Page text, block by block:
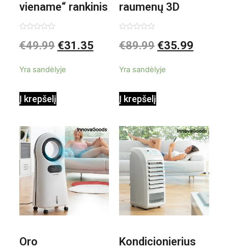
viename“ rankinis
garintuvas su
0,35 L 3 Bar
1000W
0
iš
€49.99 €31.35
Yra sandėlyje
Į krepšelį
raumenų 3D
elektrinis
Shiatsu
0
iš
€89.99 €35.99
Yra sandėlyje
Į krepšelį
Oro
Kondicionierius